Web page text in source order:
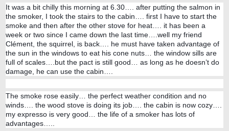
It was a bit chilly this morning at 6.30…. after putting the salmon in
the smoker, I took the stairs to the cabin…. first I have to start the
smoke and then after the other stove for heat…. it has been a
week or two since I came down the last time….well my friend
Clément, the squirrel, is back…. he must have taken advantage of
the sun in the windows to eat his cone nuts… the window sills are
full of scales….but the pact is still good… as long as he doesn’t do
damage, he can use the cabin….
The smoke rose easily… the perfect weather condition and no
winds…. the wood stove is doing its job…. the cabin is now cozy….
my expresso is very good… the life of a smoker has lots of
advantages…..